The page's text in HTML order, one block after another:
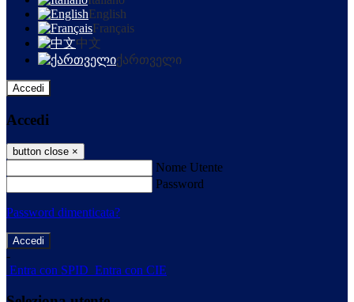
English
Français
中文
ქართველი
Accedi
Accedi
button close ×
Nome Utente
Password
Password dimenticata?
-
Entra con SPID Entra con CIE